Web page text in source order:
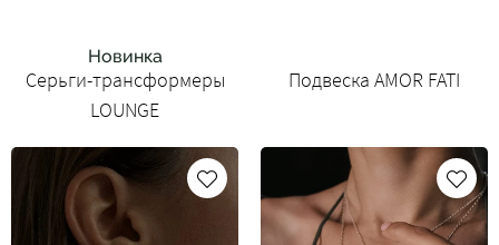
Новинка
Серьги-трансформеры
LOUNGE
Подвеска AMOR FATI